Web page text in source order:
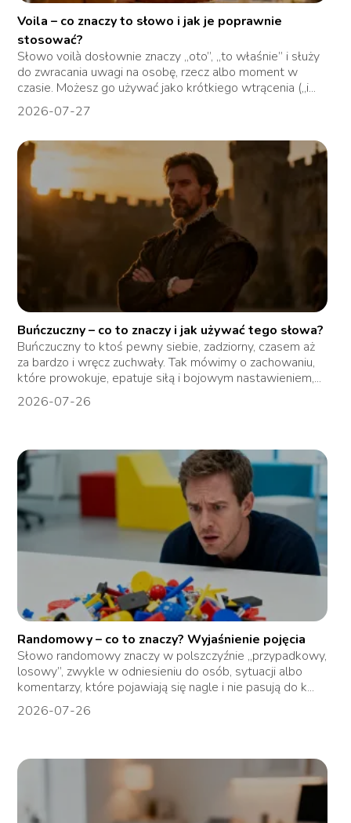
Voila – co znaczy to słowo i jak je poprawnie
stosować?
Słowo voilà dosłownie znaczy „oto”, „to właśnie” i służy
do zwracania uwagi na osobę, rzecz albo moment w
czasie. Możesz go używać jako krótkiego wtrącenia („i...
2026-07-27
Buńczuczny – co to znaczy i jak używać tego słowa?
Buńczuczny to ktoś pewny siebie, zadziorny, czasem aż
za bardzo i wręcz zuchwały. Tak mówimy o zachowaniu,
które prowokuje, epatuje siłą i bojowym nastawieniem,...
2026-07-26
Randomowy – co to znaczy? Wyjaśnienie pojęcia
Słowo randomowy znaczy w polszczyźnie „przypadkowy,
losowy”, zwykle w odniesieniu do osób, sytuacji albo
komentarzy, które pojawiają się nagle i nie pasują do k...
2026-07-26